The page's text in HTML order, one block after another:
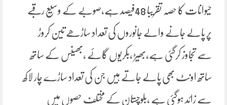
حیوانات کا حصہ تقریبا 48فیصد ہے،صوبے کے وسیع رقبے
پر پالے جانے والے جانوروں کی تعداد ساڑھے تین کروڑ
سے تجاوز کرگئی ہے،بھیڑ ،بکریوں گائے ،بھینس کے ساتھ
ساتھ اونٹ بھی پالے جاتے ہیں جن کی تعداد ساڑے چار لاکھ
سے زائد ہوگئی ہے ،بلوچستان کے مختلف حصوں میں